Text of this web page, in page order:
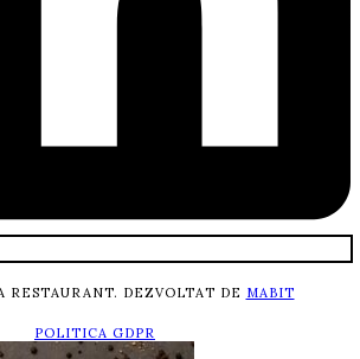
RESTAURANT. DEZVOLTAT DE MABIT
POLITICA GDPR